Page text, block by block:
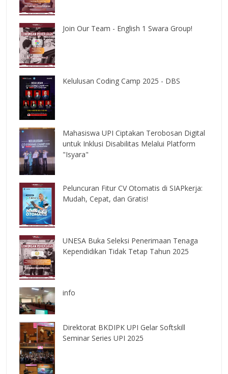
Join Our Team - English 1 Swara Group!
Kelulusan Coding Camp 2025 - DBS
Mahasiswa UPI Ciptakan Terobosan Digital
untuk Inklusi Disabilitas Melalui Platform
"Isyara"
Peluncuran Fitur CV Otomatis di SIAPkerja:
Mudah, Cepat, dan Gratis!
UNESA Buka Seleksi Penerimaan Tenaga
Kependidikan Tidak Tetap Tahun 2025
info
Direktorat BKDIPK UPI Gelar Softskill
Seminar Series UPI 2025